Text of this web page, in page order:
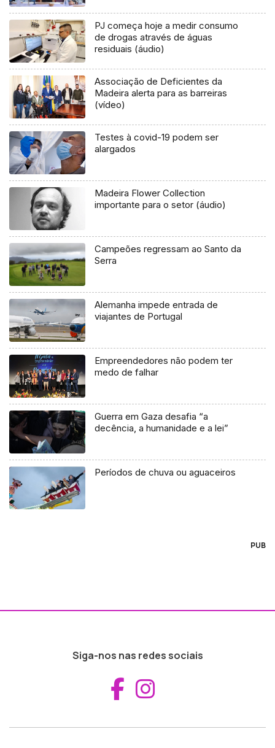
PJ começa hoje a medir consumo
de drogas através de águas
residuais (áudio)
Associação de Deficientes da
Madeira alerta para as barreiras
(vídeo)
Testes à covid-19 podem ser
alargados
Madeira Flower Collection
importante para o setor (áudio)
Campeões regressam ao Santo da
Serra
Alemanha impede entrada de
viajantes de Portugal
Empreendedores não podem ter
medo de falhar
Guerra em Gaza desafia “a
decência, a humanidade e a lei”
Períodos de chuva ou aguaceiros
PUB
Siga-nos nas redes sociais
Aceder ao